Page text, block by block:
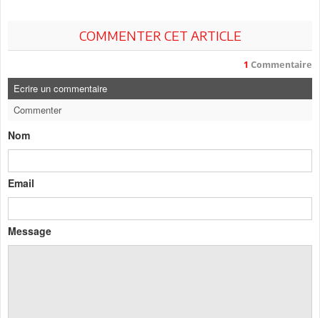
COMMENTER CET ARTICLE
1 Commentaire
Ecrire un commentaire
Commenter
Nom
Email
Message